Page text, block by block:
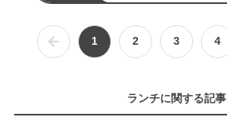
1 2 3 4
ランチに関する記事